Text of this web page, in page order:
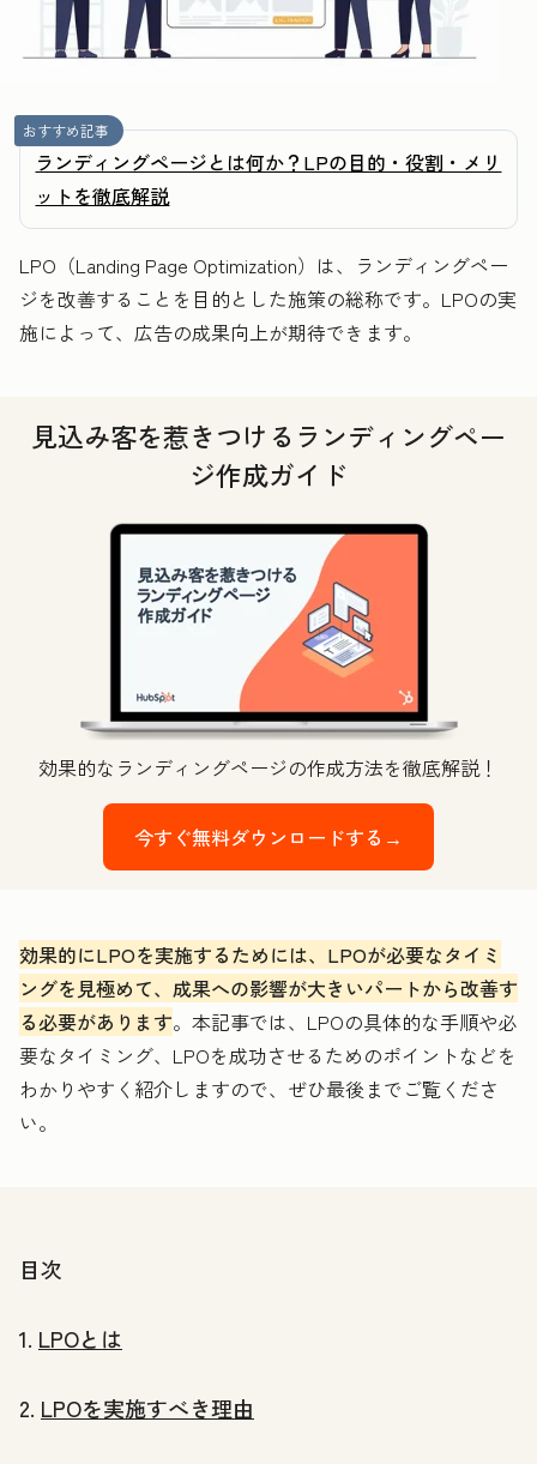
おすすめ記事
ランディングページとは何か？LPの目的・役割・メリ
ットを徹底解説
LPO（Landing Page Optimization）は、ランディングペー
ジを改善することを目的とした施策の総称です。LPOの実
施によって、広告の成果向上が期待できます。
見込み客を惹きつけるランディングペー
ジ作成ガイド
効果的なランディングページの作成方法を徹底解説！
今すぐ無料ダウンロードする→
効果的にLPOを実施するためには、LPOが必要なタイミ
ングを見極めて、成果への影響が大きいパートから改善す
る必要があります。本記事では、LPOの具体的な手順や必
要なタイミング、LPOを成功させるためのポイントなどを
わかりやすく紹介しますので、ぜひ最後までご覧くださ
い。
目次
1. LPOとは
2. LPOを実施すべき理由